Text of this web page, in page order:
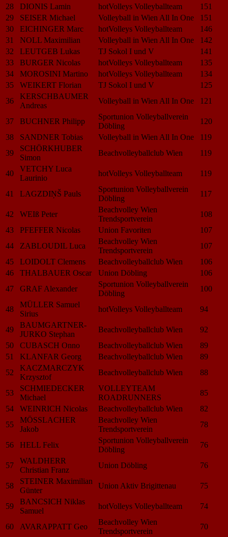
28
DIONIS Lamin hotVolleys Volleyballteam
151
29
SEISER Michael Volleyball in Wien All In One
151
30
EICHINGER Marc hotVolleys Volleyballteam
146
31
NOLL Maximilian Volleyball in Wien All In One
142
32
LEUTGEB Lukas TJ Sokol I und V
141
33
BURGER Nicolas hotVolleys Volleyballteam
135
34
MOROSINI Martino hotVolleys Volleyballteam
134
35
WEIKERT Florian TJ Sokol I und V
125
36
KERSCHBAUMER
Andreas
Volleyball in Wien All In One 121
37 BUCHNER Philipp
Sportunion Volleyballverein
Döbling
120
38
SANDNER Tobias Volleyball in Wien All In One
119
39
SCHÖRKHUBER
Simon
Beachvolleyballclub Wien 119
40
VETCHY Luca
Laurinio
hotVolleys Volleyballteam 119
41 LAGZDIŅŠ Pauls
Sportunion Volleyballverein
Döbling
117
42 WEIß Peter
Beachvolley Wien
Trendsportverein
108
43
PFEFFER Nicolas Union Favoriten
107
44
ZABLOUDIL Luca
Beachvolley Wien
Trendsportverein
107
45
LOIDOLT Clemens Beachvolleyballclub Wien
106
46
THALBAUER Oscar Union Döbling
106
47
GRAF Alexander
Sportunion Volleyballverein
Döbling
100
48
MÜLLER Samuel
Sirius
hotVolleys Volleyballteam 94
49
BAUMGARTNER-
JURKO Stephan
Beachvolleyballclub Wien
92
50
CUBASCH Onno Beachvolleyballclub Wien
89
51
KLANFAR Georg Beachvolleyballclub Wien
89
52
KACZMARCZYK
Krzysztof
Beachvolleyballclub Wien 88
53
SCHMIEDECKER
Michael
VOLLEYTEAM
ROADRUNNERS
85
54
WEINRICH Nicolas Beachvolleyballclub Wien
82
55
MÖSSLACHER
Jakob
Beachvolley Wien
Trendsportverein
78
56 HELL Felix
Sportunion Volleyballverein
Döbling
76
57
WALDHERR
Christian Franz
Union Döbling 76
58
STEINER Maximilian
Günter
Union Aktiv Brigittenau 75
59
BANCSICH Niklas
Samuel
hotVolleys Volleyballteam 74
60 AVARAPPATT Geo
Beachvolley Wien
Trendsportverein
70